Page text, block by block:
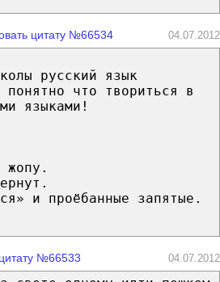
цитату №66534 04.07.2012
русский язык
что твориться в
языками!
и проёбанные запятые.
№66533 04.07.2012